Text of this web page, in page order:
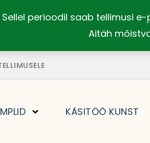
Sellel perioodil saab tellimusi
Aitäh
KÄSITÖÖ KUNST